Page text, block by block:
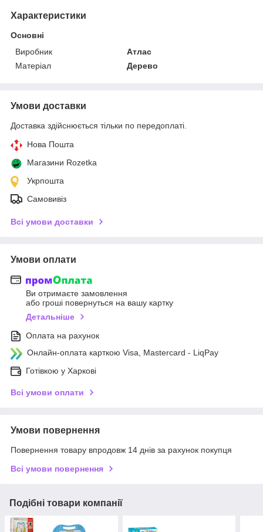
Характеристики
Основні
Виробник
Атлас
Матеріал
Дерево
Умови доставки
Доставка здійснюється тільки по передоплаті.
Нова Пошта
Магазини Rozetka
Укрпошта
Самовивіз
Всі умови доставки
Умови оплати
Ви отримаєте замовлення
або гроші повернуться на вашу картку
Детальніше
Оплата на рахунок
Онлайн-оплата карткою Visa, Mastercard - LiqPay
Готівкою у Харкові
Всі умови оплати
Умови повернення
Повернення товару впродовж 14 днів за рахунок покупця
Всі умови повернення
Подібні товари компанії